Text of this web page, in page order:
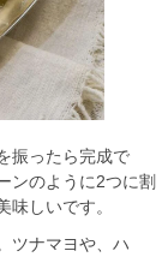
振ったら完成で
ンのように2つに割
しいです。
ツナマヨや、ハ